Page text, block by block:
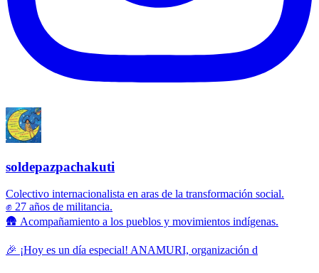
soldepazpachakuti
Colectivo internacionalista en aras de la transformación social.
✊ 27 años de militancia.
🛖 Acompañamiento a los pueblos y movimientos indígenas.
🎉 ¡Hoy es un día especial! ANAMURI, organización d